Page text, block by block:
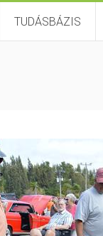
TUDÁSBÁZIS